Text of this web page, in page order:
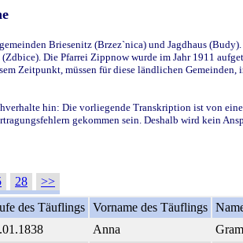
Briesenitz (Brzez`nica) und Jagdhaus
Die Pfarrei Zippnow wurde im Jahr 1911
Zeitpunkt, müssen für diese ländlichen Gemeinden,
hin: Die vorliegende Transkription ist von
gekommen sein. Deshalb wird kein
28
>>
des Täuflings Vorname des Täuflings
Anna